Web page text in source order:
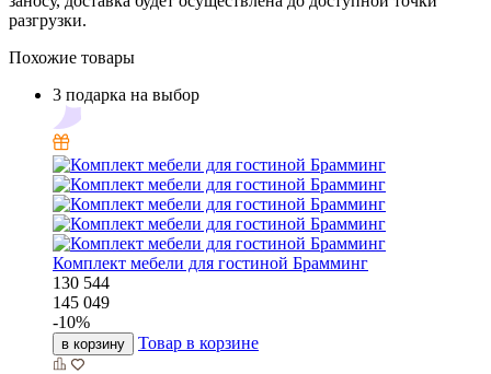
разгрузки.
Похожие товары
3 подарка на выбор
Комплект мебели для гостиной Брамминг
130 544
145 049
-10%
в корзину Товар в корзине